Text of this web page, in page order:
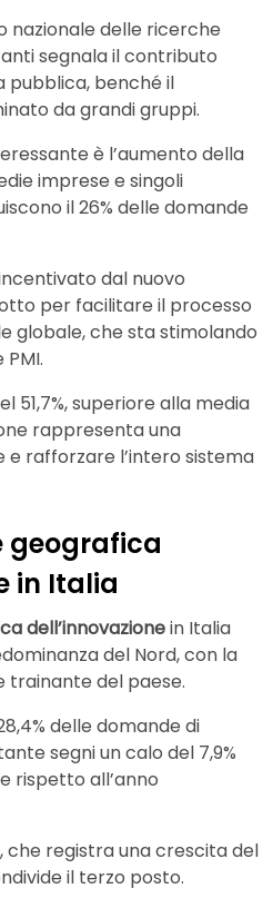
nazionale delle ricerche
segnala il contributo
pubblica, benché il
da grandi gruppi.
è l’aumento della
imprese e singoli
il 26% delle domande
dal nuovo
per facilitare il processo
globale, che sta stimolando
51,7%, superiore alla media
rappresenta una
e rafforzare l’intero sistema
geografica
in Italia
dell’innovazionein Italia
del Nord, con la
trainante del paese.
delle domande di
segni un calo del 7,9%
rispetto all’anno
che registra una crescita del
il terzo posto.